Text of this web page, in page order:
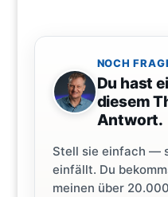
NOCH
Du hast
diesem
Antwort.
Stell sie einfach —
einfällt. Du
meinen über